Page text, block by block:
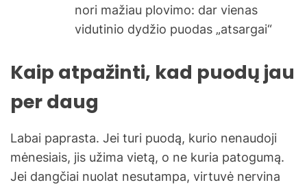
nori mažiau plovimo: dar vienas
vidutinio dydžio puodas „atsargai“
Kaip atpažinti, kad puodų jau
per daug
Labai paprasta. Jei turi puodą, kurio nenaudoji
mėnesiais, jis užima vietą, o ne kuria patogumą.
Jei dangčiai nuolat nesutampa, virtuvė nervina